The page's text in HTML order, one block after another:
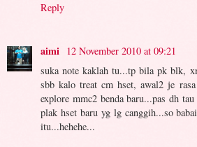
Reply
aimi 12 November 2010 at 09:21
suka note kaklah tu...tp bila pk blk,
sbb kalo treat cm hset, awal2 je
explore mmc2 benda baru...pas dh
plak hset baru yg lg canggih...so
itu...hehehe...